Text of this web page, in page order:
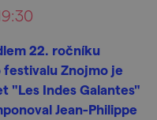
22. ročníku
festivalu Znojmo je
"Les Indes Galantes"
Jean-Philippe